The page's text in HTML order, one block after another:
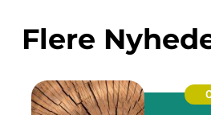
Flere